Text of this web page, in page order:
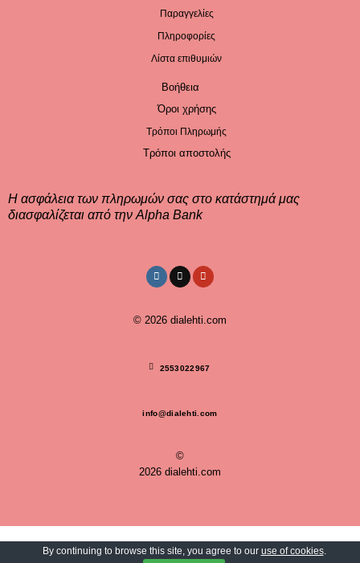
Παραγγελίες
Πληροφορίες
Λίστα επιθυμιών
Βοήθεια
Όροι χρήσης
Τρόποι Πληρωμής
Τρόποι αποστολής
Η ασφάλεια των πληρωμών σας στο κατάστημά μας
διασφαλίζεται από την Alpha Bank
© 2026 dialehti.com
2553022967
info@dialehti.com
©
2026 dialehti.com
By continuing to browse this site, you agree to our use of cookies.